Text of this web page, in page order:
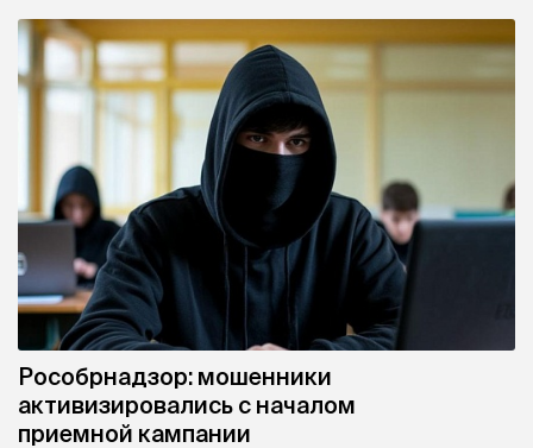
Рособрнадзор: мошенники
активизировались с началом
приемной кампании